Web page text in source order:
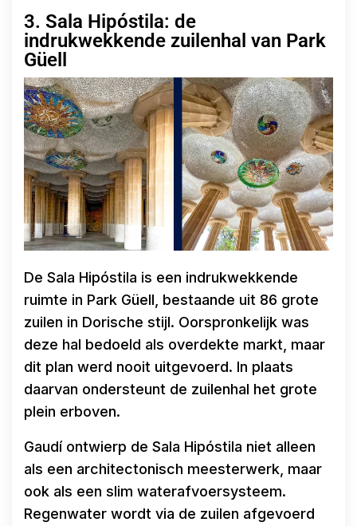
3. Sala Hipóstila: de
indrukwekkende zuilenhal van Park
Güell
De Sala Hipóstila is een indrukwekkende
ruimte in Park Güell, bestaande uit 86 grote
zuilen in Dorische stijl. Oorspronkelijk was
deze hal bedoeld als overdekte markt, maar
dit plan werd nooit uitgevoerd. In plaats
daarvan ondersteunt de zuilenhal het grote
plein erboven.
Gaudí ontwierp de Sala Hipóstila niet alleen
als een architectonisch meesterwerk, maar
ook als een slim waterafvoersysteem.
Regenwater wordt via de zuilen afgevoerd